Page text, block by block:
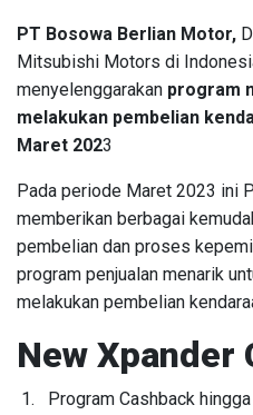
PT Bosowa Berlian Motor,
Mitsubishi Motors di
menyelenggarakan program
melakukan pembelian
Maret 2023
Pada periode Maret 2023 ini
memberikan berbagai
pembelian dan proses
program penjualan menarik
melakukan pembelian
New Xpander
Program Cashback